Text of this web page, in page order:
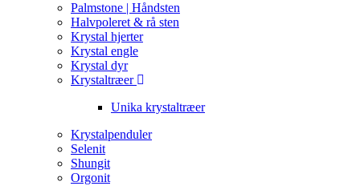
Palmstone | Håndsten
Halvpoleret & rå sten
Krystal hjerter
Krystal engle
Krystal dyr
Krystaltræer
Unika krystaltræer
Krystalpenduler
Selenit
Shungit
Orgonit